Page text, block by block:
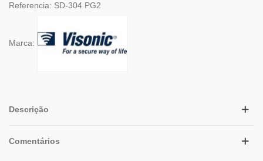
Referencia: SD-304 PG2
Marca:
Descrição
Comentários